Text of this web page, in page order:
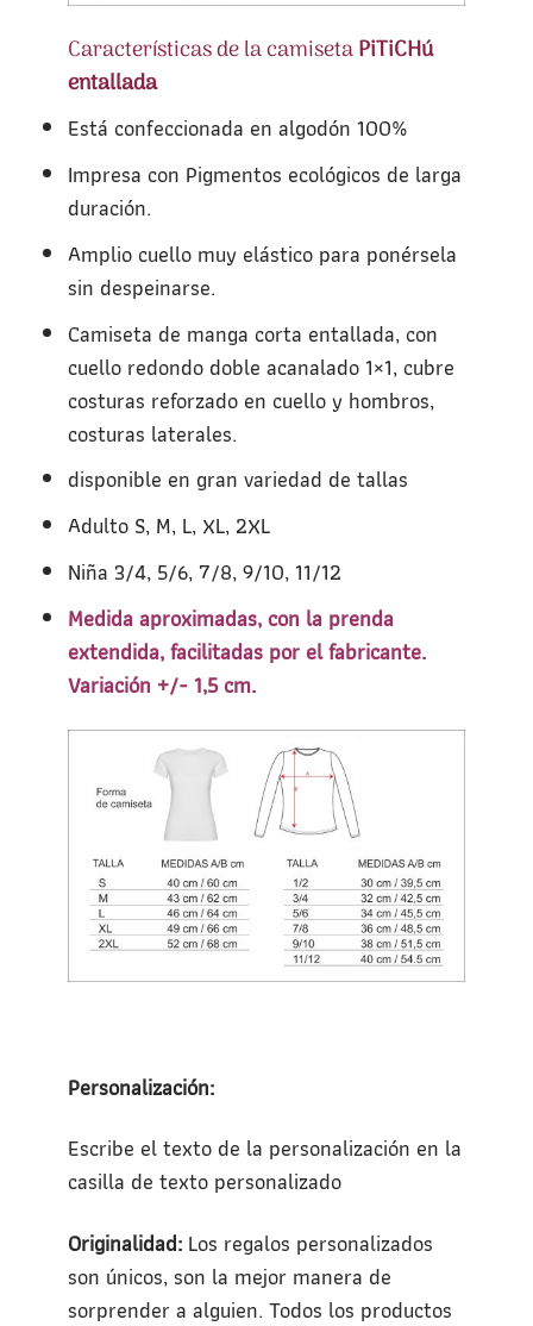
Características de la camisetaPiTiCHú
entallada
Está confeccionada en algodón 100%
Impresa con Pigmentos ecológicos de larga
duración.
Amplio cuello muy elástico para ponérsela
sin despeinarse.
Camiseta de manga corta entallada, con
cuello redondo doble acanalado 1×1, cubre
costuras reforzado en cuello y hombros,
costuras laterales.
disponible en gran variedad de tallas
Adulto S, M, L, XL, 2XL
Niña 3/4, 5/6, 7/8, 9/10, 11/12
Medida aproximadas, con la prenda
extendida, facilitadas por el fabricante.
Variación +/- 1,5 cm.
Personalización:
Escribe el texto de la personalización en la
casilla de texto personalizado
Originalidad:Los regalos personalizados
son únicos, son la mejor manera de
sorprender a alguien. Todos los productos